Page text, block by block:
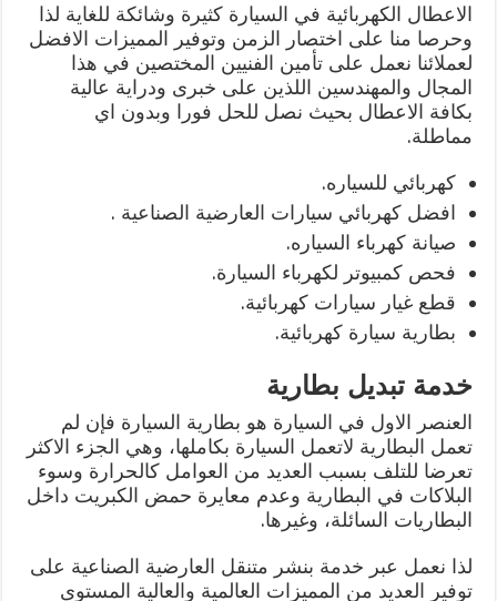
الاعطال الكهربائية في السيارة كثيرة وشائكة للغاية لذا
وحرصا منا على اختصار الزمن وتوفير المميزات الافضل
لعملائنا نعمل على تأمين الفنيين المختصين في هذا
المجال والمهندسين اللذين على خبرى ودراية عالية
بكافة الاعطال بحيث نصل للحل فورا وبدون اي
مماطلة.
كهربائي للسياره.
افضل كهربائي سيارات العارضية الصناعية .
صيانة كهرباء السياره.
فحص كمبيوتر لكهرباء السيارة.
قطع غيار سيارات كهربائية.
بطارية سيارة كهربائية.
خدمة تبديل بطارية
العنصر الاول في السيارة هو بطارية السيارة فإن لم
تعمل البطارية لاتعمل السيارة بكاملها، وهي الجزء الاكثر
تعرضا للتلف بسبب العديد من العوامل كالحرارة وسوء
البلاكات في البطارية وعدم معايرة حمض الكبريت داخل
البطاريات السائلة، وغيرها.
لذا نعمل عبر خدمة بنشر متنقل العارضية الصناعية على
توفير العديد من المميزات العالمية والعالية المستوى